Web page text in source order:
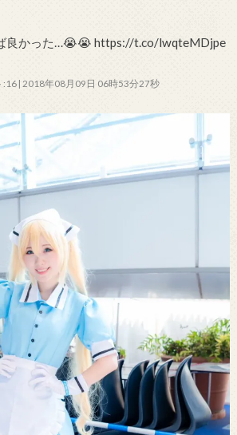
良かった…😭😭 https://t.co/lwqteMDjpe
:16 | 2018年08月09日 06時53分27秒